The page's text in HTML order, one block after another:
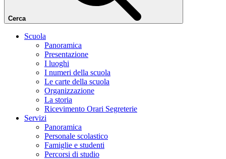
Cerca
Scuola
Panoramica
Presentazione
I luoghi
I numeri della scuola
Le carte della scuola
Organizzazione
La storia
Ricevimento Orari Segreterie
Servizi
Panoramica
Personale scolastico
Famiglie e studenti
Percorsi di studio